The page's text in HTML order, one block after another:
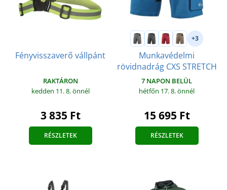
Fényvisszaverő vállpánt
RAKTÁRON
kedden 11. 8.önnél
3 835 Ft
RÉSZLETEK
+3
Munkavédelmi
rövidnadrág CXS STRETCH
7 NAPON BELÜL
hétfőn 17. 8.önnél
15 695 Ft
RÉSZLETEK